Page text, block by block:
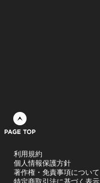
利用規約
個人情報保護方針
著作権・免責事項について